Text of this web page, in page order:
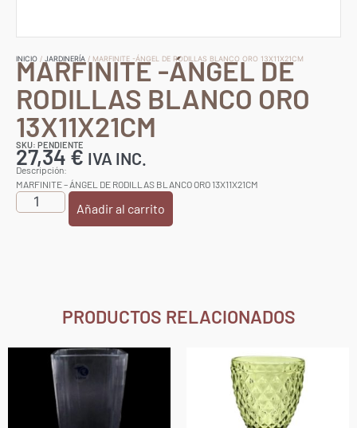
INICIO / JARDINERÍA / MARFINITE -ÁNGEL DE RODILLAS BLANCO ORO 13X11X21CM
MARFINITE -ÁNGEL DE
RODILLAS BLANCO ORO
13X11X21CM
SKU: PENDIENTE
27,34€ IVA INC.
Descripción:
MARFINITE – ÁNGEL DE RODILLAS BLANCO ORO 13X11X21CM
Añadir al carrito
PRODUCTOS RELACIONADOS